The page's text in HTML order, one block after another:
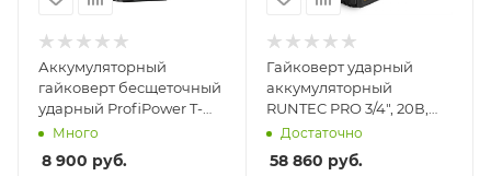
Аккумуляторный
гайковерт бесщеточный
ударный ProfiPower T-
900N (Li-ion-1шт, 4.0Ач,
900Нм, удар, E0186
Много
8 900 руб.
Гайковерт ударный
аккумуляторный
RUNTEC PRO 3/4", 20В,
2*6Ач, 1600Нм, RT-
Достаточно
58 860 руб.